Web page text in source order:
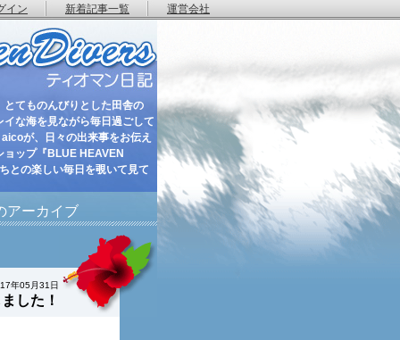
イン 新着記事一覧 運営会社
てものんびりとした田舎の
な海を見ながら毎日過ごして
が、日々の出来事をお伝え
ョップ『BLUE HEAVEN
との楽しい毎日を覗いて見て
アーカイブ
年05月31日
した！